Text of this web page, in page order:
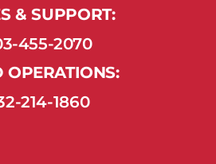
& SUPPORT:
455-2070
OPERATIONS:
214-1860